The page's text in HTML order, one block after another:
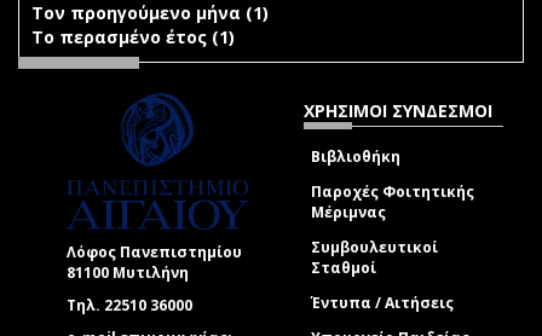
Τον προηγούμενο μήνα (1)
Το περασμένο έτος (1)
Λόφος Πανεπιστημίου
81100 Μυτιλήνη
Τηλ. 22510 36000
ΧΡΗΣΙΜΟΙ ΣΥΝΔΕΣΜΟΙ
Βιβλιοθήκη
Παροχές Φοιτητικής
Μέριμνας
Συμβουλευτικοί
Σταθμοί
Έντυπα / Αιτήσεις